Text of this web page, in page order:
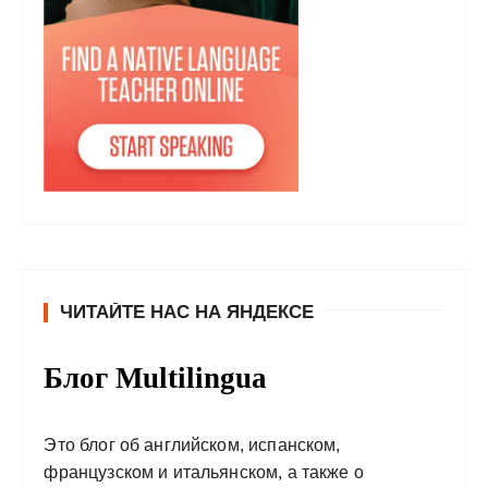
ЧИТАЙТЕ НАС НА ЯНДЕКСЕ
Блог Multilingua
Это блог об английском, испанском,
французском и итальянском, а также о